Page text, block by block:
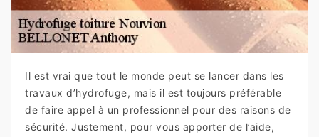
Il est vrai que tout le monde peut se lancer dans les
travaux d’hydrofuge, mais il est toujours préférable
de faire appel à un professionnel pour des raisons de
sécurité. Justement, pour vous apporter de l’aide,